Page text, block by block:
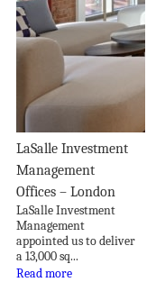
LaSalle Investment
Management
Offices – London
LaSalle Investment
Management
appointed us to deliver
a 13,000 sq...
Read more